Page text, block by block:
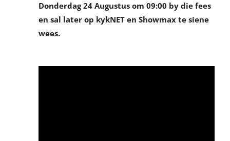
Donderdag 24 Augustus om 09:00 by die fees
en sal later op kykNET en Showmax te siene
wees.